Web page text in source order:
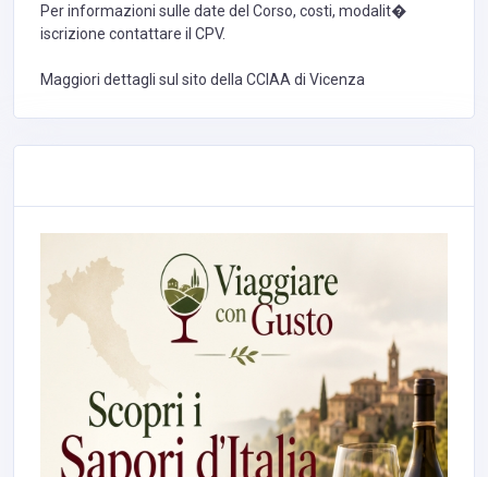
Per informazioni sulle date del Corso, costi, modalit�
iscrizione contattare il CPV.
Maggiori dettagli sul sito della CCIAA di Vicenza